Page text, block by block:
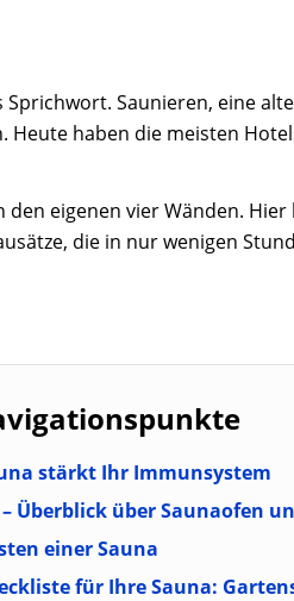
Sprichwort. Saunieren, eine
haben die meisten
eigenen vier Wänden. Hier
die in nur wenigen
stärkt Ihr Immunsystem
Überblick über Saunaofen
einer Sauna
für Ihre Sauna: